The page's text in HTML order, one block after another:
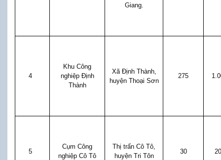
Giang.
4
Khu Công
nghiệp Định
Thành
Xã Định Thành,
huyện Thoại Sơn
275
5
Cụm Công
nghiệp Cô Tô
Thị trấn Cô Tô,
huyện Tri Tôn
30